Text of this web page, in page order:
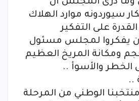
سيوردونه موارد الهلاك
على التفكير
يفكروا لمجلس مسئول
ومكانة المريخ العظيم
الخطر والأسوأ ..
..
الوطني من المرحلة